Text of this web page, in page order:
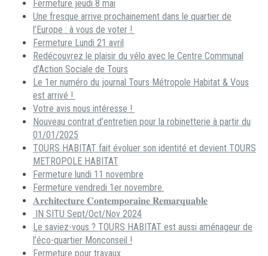
Fermeture jeudi 8 mai
Une fresque arrive prochainement dans le quartier de
l’Europe : à vous de voter !
Fermeture Lundi 21 avril
Redécouvrez le plaisir du vélo avec le Centre Communal
d’Action Sociale de Tours
Le 1er numéro du journal Tours Métropole Habitat & Vous
est arrivé !
Votre avis nous intéresse !
Nouveau contrat d’entretien pour la robinetterie à partir du
01/01/2025
TOURS HABITAT fait évoluer son identité et devient TOURS
METROPOLE HABITAT
Fermeture lundi 11 novembre
Fermeture vendredi 1er novembre.
𝐀𝐫𝐜𝐡𝐢𝐭𝐞𝐜𝐭𝐮𝐫𝐞 𝐂𝐨𝐧𝐭𝐞𝐦𝐩𝐨𝐫𝐚𝐢𝐧𝐞 𝐑𝐞𝐦𝐚𝐫𝐪𝐮𝐚𝐛𝐥𝐞
IN SITU Sept/Oct/Nov 2024
Le saviez-vous ? TOURS HABITAT est aussi aménageur de
l’éco-quartier Monconseil !
Fermeture pour travaux